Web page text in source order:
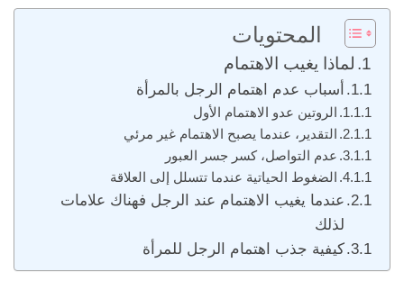
المحتويات
لماذا يغيب الاهتمام
أسباب عدم اهتمام الرجل بالمرأة
الروتين عدو الاهتمام الأول
التقدير، عندما يصبح الاهتمام غير مرئي
عدم التواصل، كسر جسر العبور
الضغوط الحياتية عندما تتسلل إلى العلاقة
عندما يغيب الاهتمام عند الرجل فهناك علامات
لذلك
كيفية جذب اهتمام الرجل للمرأة